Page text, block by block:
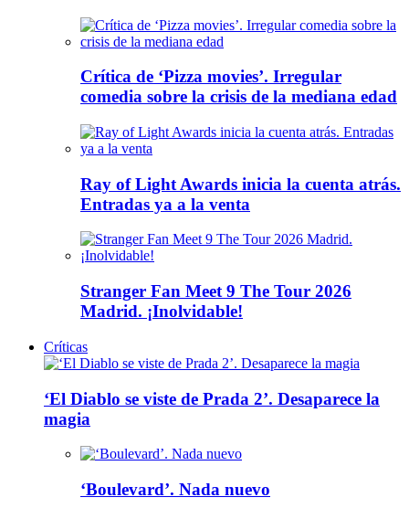
Crítica de ‘Pizza movies’. Irregular
comedia sobre la crisis de la mediana edad
Ray of Light Awards inicia la cuenta atrás.
Entradas ya a la venta
Stranger Fan Meet 9 The Tour 2026
Madrid. ¡Inolvidable!
Críticas
‘El Diablo se viste de Prada 2’. Desaparece la
magia
‘Boulevard’. Nada nuevo